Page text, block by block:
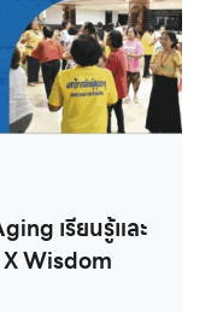
เรียนรู้และ
Wisdom